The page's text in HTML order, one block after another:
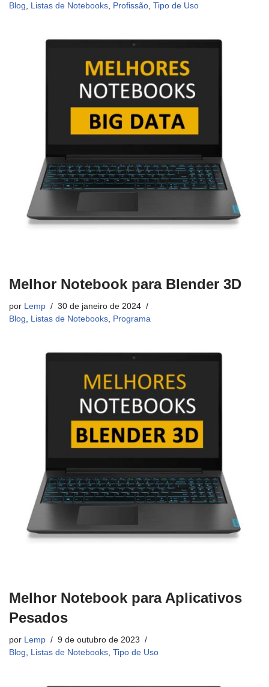
Blog
Listas de Notebooks Profissão Tipo de Uso
Melhor Notebook para Blender 3D
por Lemp
30 de janeiro de 2024
Blog, Listas de Notebooks, Programa
Melhor Notebook para Aplicativos
Pesados
por Lemp
9 de outubro de 2023
Blog, Listas de Notebooks, Tipo de Uso